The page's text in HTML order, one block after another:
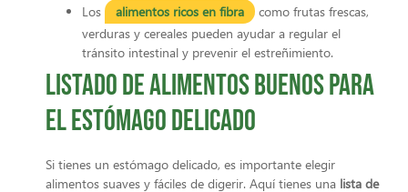
Los
alimentos ricos en fibra
como frutas frescas,
verduras y cereales pueden ayudar a regular el
tránsito intestinal y prevenir el estreñimiento.
Listado de alimentos buenos para
el estómago delicado
Si tienes un estómago delicado, es importante elegir
alimentos suaves y fáciles de digerir. Aquí tienes una lista de